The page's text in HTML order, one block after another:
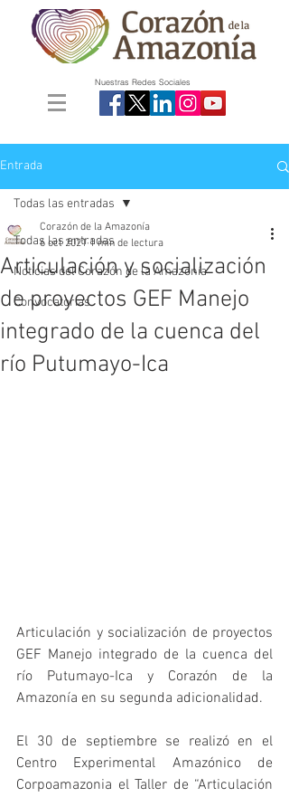
Nuestras Redes Sociales
Entrada
Todas las entradas
Noticias del Corazón de la Amazonía
Convocatorias
Todas las entradas
Articulación y socialización
de proyectos GEF Manejo
integrado de la cuenca del
río Putumayo-Ica
Corazón de la Amazonía
6 oct 2021 1 min de lectura
Articulación y socialización de proyectos
GEF Manejo integrado de la cuenca del
río Putumayo-Ica y Corazón de la
Amazonía en su segunda adicionalidad.
El 30 de septiembre se realizó en el
Centro Experimental Amazónico de
Corpoamazonia el Taller de “Articulación